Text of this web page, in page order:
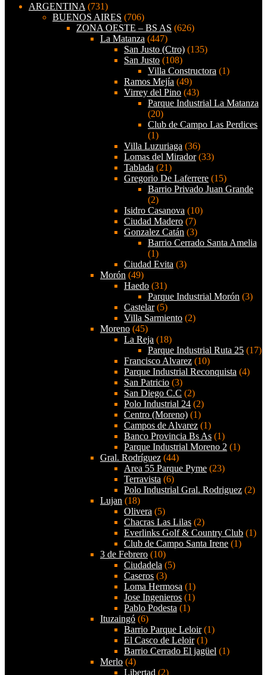
ARGENTINA (731)
BUENOS AIRES (706)
ZONA OESTE – BS AS (626)
La Matanza (447)
San Justo (Ctro) (135)
San Justo (108)
Villa Constructora (1)
Ramos Mejía (49)
Virrey del Pino (43)
Parque Industrial La Matanza
(20)
Club de Campo Las Perdices
(1)
Villa Luzuriaga (36)
Lomas del Mirador(33)
Tablada (21)
Gregorio De Laferrere (15)
Barrio Privado Juan Grande
(2)
Isidro Casanova (10)
Ciudad Madero (7)
Gonzalez Catán (3)
Barrio Cerrado Santa Amelia
(1)
Ciudad Evita (3)
Morón (49)
Haedo (31)
Parque Industrial Morón (3)
Castelar(5)
Villa Sarmiento (2)
Moreno (45)
La Reja (18)
Parque Industrial Ruta 25 (17)
Francisco Alvarez (10)
Parque Industrial Reconquista (4)
San Patricio (3)
San Diego C.C (2)
Polo Industrial 24 (2)
Centro (Moreno) (1)
Campos de Alvarez (1)
Banco Provincia Bs As (1)
Parque Industrial Moreno 2 (1)
Gral. Rodríguez (44)
Area 55 Parque Pyme (23)
Terravista (6)
Polo Industrial Gral. Rodriguez (2)
Lujan (18)
Olivera (5)
Chacras Las Lilas (2)
Everlinks Golf & Country Club (1)
Club de Campo Santa Irene (1)
3 de Febrero (10)
Ciudadela (5)
Caseros (3)
Loma Hermosa (1)
Jose Ingenieros (1)
Pablo Podesta (1)
Ituzaingó (6)
Barrio Parque Leloir(1)
El Casco de Leloir(1)
Barrio Cerrado El jagüel (1)
Merlo (4)
Libertad (2)